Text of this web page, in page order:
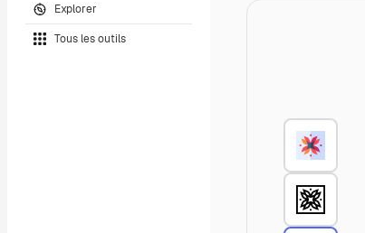
Explorer
Tous les outils